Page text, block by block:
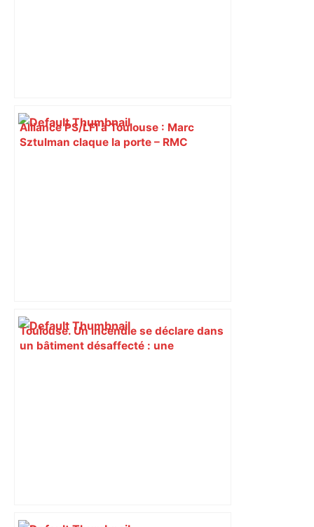
Alliance PS/LFI à Toulouse : Marc
Sztulman claque la porte – RMC
Toulouse. Un incendie se déclare dans
un bâtiment désaffecté : une